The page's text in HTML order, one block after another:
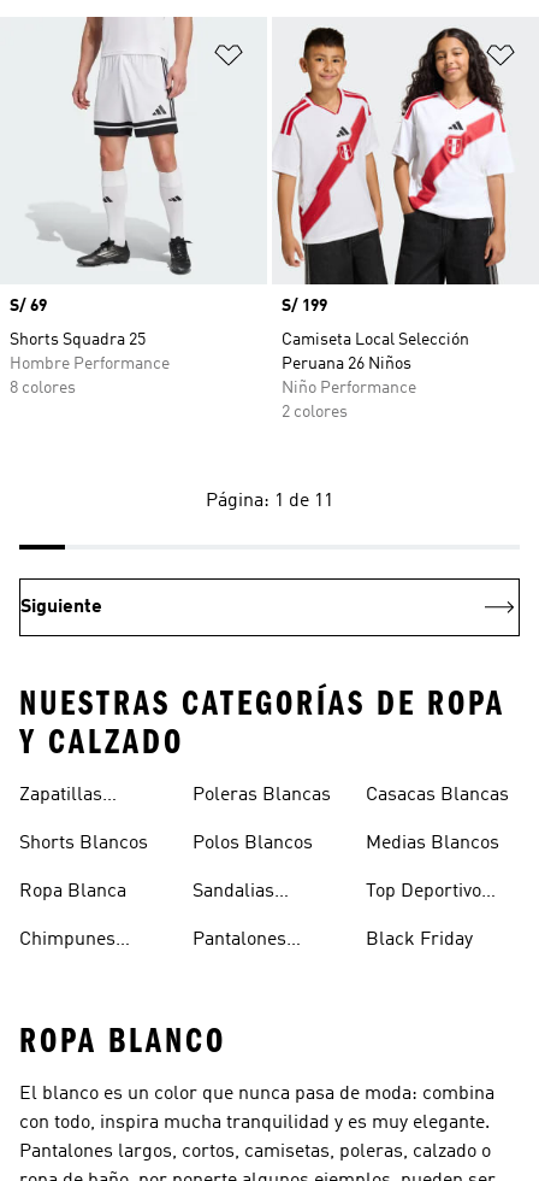
Añadir a la lista de deseos
Precio
S/ 69
Shorts Squadra 25
Hombre Performance
8 colores
Precio
S/ 199
Camiseta Local Selección
Peruana 26 Niños
Niño Performance
2 colores
Página: 1 de 11
Siguiente
NUESTRAS CATEGORÍAS DE ROPA
Y CALZADO
Zapatillas
Shorts Blancos
Ropa Blanca
Chimpunes
Poleras Blancas
Polos Blancos
Sandalias
Pantalones
Casacas Blancas
Medias Blancos
Top Deportivo
Black Friday
ROPA BLANCO
El blanco es un color que nunca pasa de moda: combina
con todo, inspira mucha tranquilidad y es muy elegante.
Pantalones largos, cortos, camisetas, poleras, calzado o